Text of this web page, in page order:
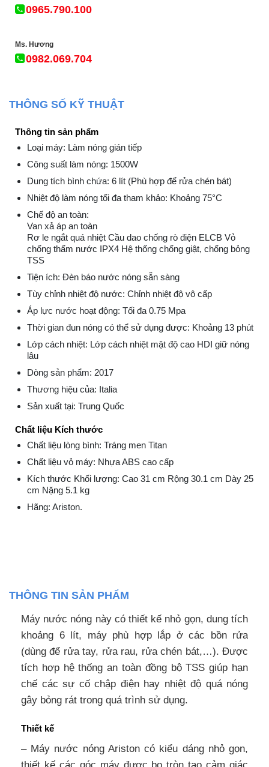
0965.790.100
Ms. Hương
0982.069.704
THÔNG SỐ KỸ THUẬT
Thông tin sản phẩm
Loại máy: Làm nóng gián tiếp
Công suất làm nóng: 1500W
Dung tích bình chứa: 6 lít (Phù hợp để rửa chén bát)
Nhiệt độ làm nóng tối đa tham khảo: Khoảng 75°C
Chế độ an toàn:
Van xả áp an toàn
Rơ le ngắt quá nhiệt Cầu dao chống rò điện ELCB Vỏ
chống thấm nước IPX4 Hệ thống chống giật, chống bỏng
TSS
Tiện ích: Đèn báo nước nóng sẵn sàng
Tùy chỉnh nhiệt độ nước: Chỉnh nhiệt độ vô cấp
Áp lực nước hoạt động: Tối đa 0.75 Mpa
Thời gian đun nóng có thể sử dụng được: Khoảng 13 phút
Lớp cách nhiệt: Lớp cách nhiệt mật độ cao HDI giữ nóng
lâu
Dòng sản phẩm: 2017
Thương hiệu của: Italia
Sản xuất tại: Trung Quốc
Chất liệu Kích thước
Chất liệu lòng bình: Tráng men Titan
Chất liệu vỏ máy: Nhựa ABS cao cấp
Kích thước Khối lượng: Cao 31 cm Rộng 30.1 cm Dày 25
cm Nặng 5.1 kg
Hãng: Ariston.
THÔNG TIN SẢN PHẨM
Máy nước nóng này có thiết kế nhỏ gọn, dung tích
khoảng 6 lít, máy phù hợp lắp ở các bồn rửa
(dùng để rửa tay, rửa rau, rửa chén bát,…). Được
tích hợp hệ thống an toàn đồng bộ TSS giúp hạn
chế các sự cố chập điện hay nhiệt độ quá nóng
gây bỏng rát trong quá trình sử dụng.
Thiết kế
– Máy nước nóng Ariston có kiểu dáng nhỏ gọn,
thiết kế các góc máy được bo tròn tạo cảm giác